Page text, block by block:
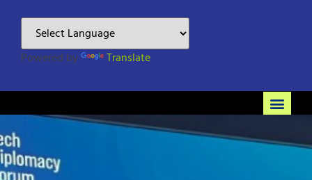
Powered by Translate